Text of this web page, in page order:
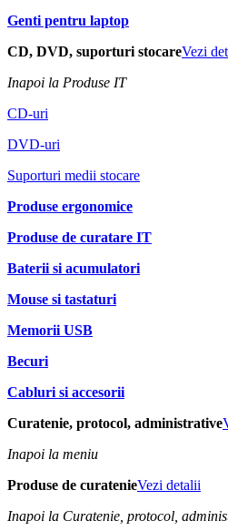
Genti pentru laptop
CD, DVD, suporturi stocareVezi
Inapoi la Produse IT
CD-uri
DVD-uri
Suporturi medii stocare
Produse ergonomice
Produse de curatare IT
Baterii si acumulatori
Mouse si tastaturi
Memorii USB
Becuri
Cabluri si accesorii
Curatenie, protocol, administrative
Inapoi la meniu
Produse de curatenieVezi detalii
Inapoi la Curatenie, protocol,